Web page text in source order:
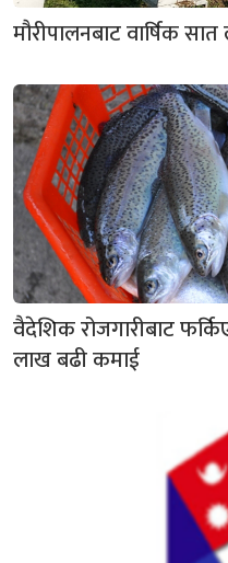
मौरीपालनबाट वार्षिक
वैदेशिक रोजगारीबाट
लाख बढी कमाई